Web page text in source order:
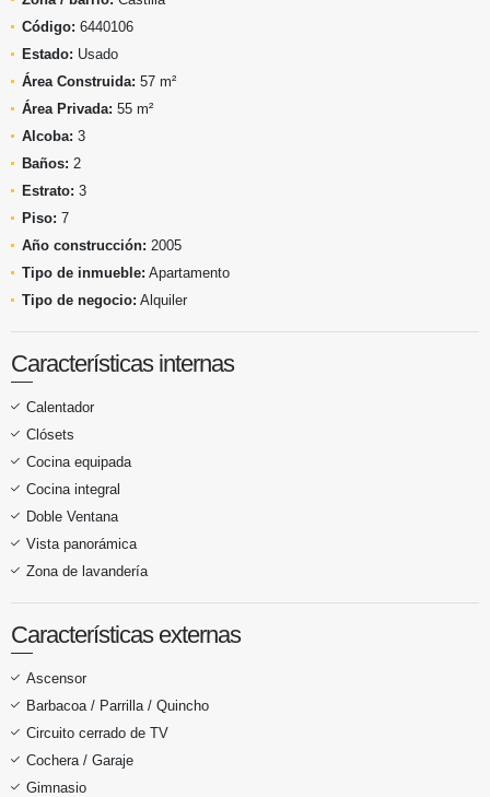
Código: 6440106
Estado: Usado
Área Construida: 57 m²
Área Privada: 55 m²
Alcoba: 3
Baños: 2
Estrato: 3
Piso: 7
Año construcción: 2005
Tipo de inmueble: Apartamento
Tipo de negocio: Alquiler
Características internas
Calentador
Clósets
Cocina equipada
Cocina integral
Doble Ventana
Vista panorámica
Zona de lavandería
Características externas
Ascensor
Barbacoa / Parrilla / Quincho
Circuito cerrado de TV
Cochera / Garaje
Gimnasio